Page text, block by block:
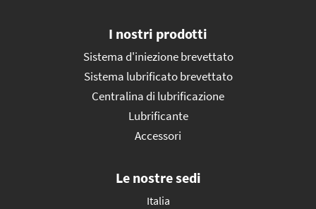
I nostri prodotti
Sistema d'iniezione brevettato
Sistema lubrificato brevettato
Centralina di lubrificazione
Lubrificante
Accessori
Le nostre sedi
Italia